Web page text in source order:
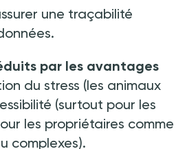
une traçabilité
par les avantages
du stress (les animaux
(surtout pour les
les propriétaires comme
complexes).